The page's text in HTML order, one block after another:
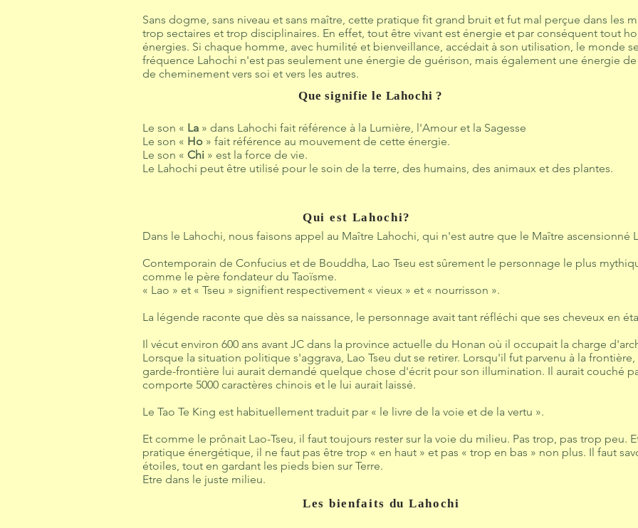
Sans dogme, sans niveau et sans maître, cette pratique fit grand bruit et fut mal perçue dans les
trop sectaires et trop disciplinaires. En effet, tout être vivant est énergie et par conséquent tout
énergies. Si chaque homme, avec humilité et bienveillance, accédait à son utilisation, le monde
fréquence Lahochi n'est pas seulement une énergie de guérison, mais également une énergie
de cheminement vers soi et vers les autres.
Le son « La » dans Lahochi fait référence à la Lumière, l'Amour et la Sagesse
Le son « Ho » fait référence au mouvement de cette énergie.
Le son « Chi » est la force de vie.
Le Lahochi peut être utilisé pour le soin de la terre, des humains, des animaux et des plantes.
Dans le Lahochi, nous faisons appel au Maître Lahochi, qui n'est autre que le Maître ascensionné
Contemporain de Confucius et de Bouddha, Lao Tseu est sûrement le personnage le plus
comme le père fondateur du Taoïsme.
« Lao » et « Tseu » signifient respectivement « vieux » et « nourrisson ».
La légende raconte que dès sa naissance, le personnage avait tant réfléchi que ses cheveux en
Il vécut environ 600 ans avant JC dans la province actuelle du Honan où il occupait la charge
Lorsque la situation politique s'aggrava, Lao Tseu dut se retirer. Lorsqu'il fut parvenu à la
garde-frontière lui aurait demandé quelque chose d'écrit pour son illumination. Il aurait couché
comporte 5000 caractères chinois et le lui aurait laissé.
Le Tao Te King est habituellement traduit par « le livre de la voie et de la vertu ».
Et comme le prônait Lao-Tseu, il faut toujours rester sur la voie du milieu. Pas trop, pas trop peu.
pratique énergétique, il ne faut pas être trop « en haut » et pas « trop en bas » non plus. Il faut
étoiles, tout en gardant les pieds bien sur Terre.
Etre dans le juste milieu.
Que signifie le Lahochi ?
Qui est Lahochi?
Les bienfaits du Lahochi